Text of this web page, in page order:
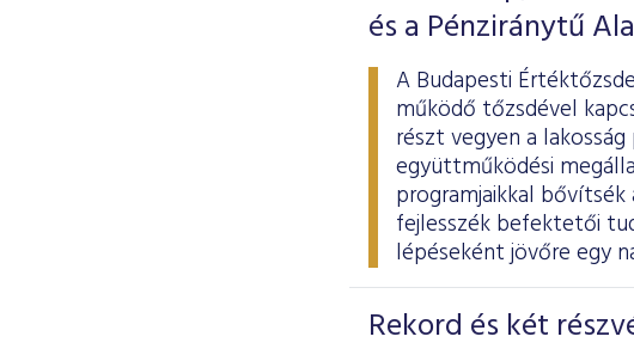
és a Pénziránytű
A Budapesti
működő tőzsdével
részt vegyen a
együttműködési
programjaikkal
fejlesszék befektetői
lépéseként jövőre egy
Rekord és két